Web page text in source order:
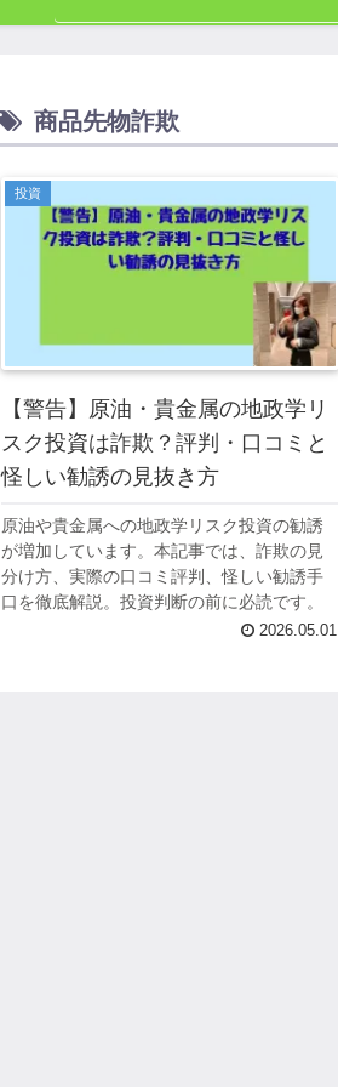
商品先物詐欺
投資
【警告】原油・貴金属の地政学リ
スク投資は詐欺？評判・口コミと
怪しい勧誘の見抜き方
原油や貴金属への地政学リスク投資の勧誘
が増加しています。本記事では、詐欺の見
分け方、実際の口コミ評判、怪しい勧誘手
口を徹底解説。投資判断の前に必読です。
2026.05.01